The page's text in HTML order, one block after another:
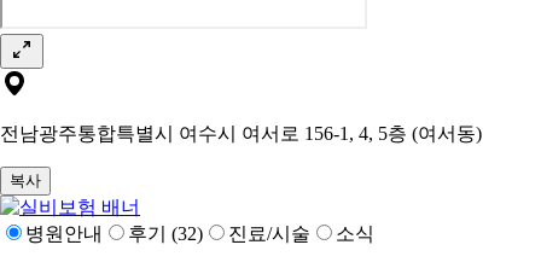
전남광주통합특별시 여수시 여서로 156-1, 4, 5층 (여서동)
복사
병원안내 후기 (32) 진료/시술 소식